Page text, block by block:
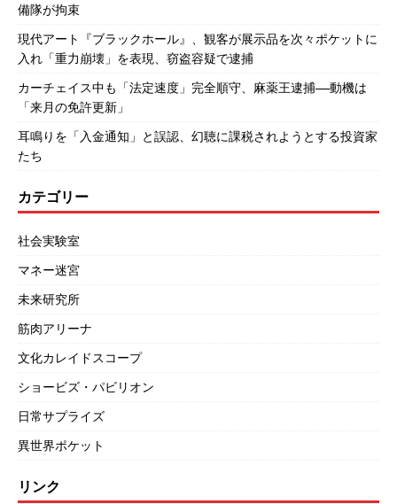
備隊が拘束
現代アート『ブラックホール』、観客が展示品を次々ポケットに
入れ「重力崩壊」を表現、窃盗容疑で逮捕
カーチェイス中も「法定速度」完全順守、麻薬王逮捕――動機は
「来月の免許更新」
耳鳴りを「入金通知」と誤認、幻聴に課税されようとする投資家
たち
カテゴリー
社会実験室
マネー迷宮
未来研究所
筋肉アリーナ
文化カレイドスコープ
ショービズ・パビリオン
日常サプライズ
異世界ポケット
リンク